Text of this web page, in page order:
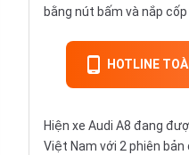
bằng nút bấm và nắp
HOTLINE
Hiện xe Audi A8 đang
Việt Nam với 2 phiên bản